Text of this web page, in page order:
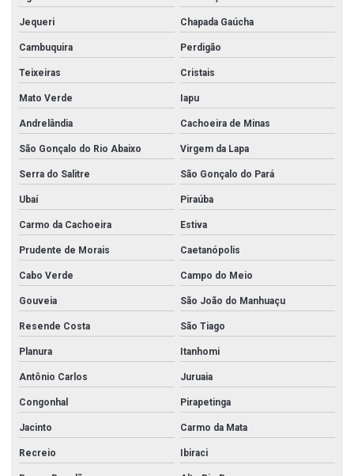
Jequeri Chapada Gaúcha
Cambuquira Perdigão
Teixeiras Cristais
Mato Verde Iapu
Andrelândia Cachoeira de Minas
São Gonçalo do Rio Abaixo Virgem da Lapa
Serra do Salitre São Gonçalo do Pará
Ubaí Piraúba
Carmo da Cachoeira Estiva
Prudente de Morais Caetanópolis
Cabo Verde Campo do Meio
Gouveia São João do Manhuaçu
Resende Costa São Tiago
Planura Itanhomi
Antônio Carlos Juruaia
Congonhal Pirapetinga
Jacinto Carmo da Mata
Recreio Ibiraci